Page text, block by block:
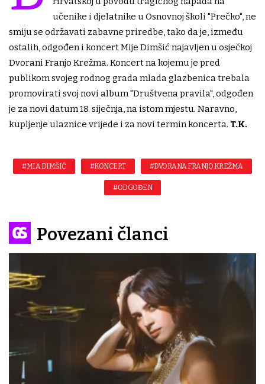
učenike i djelatnike u Osnovnoj školi "Prečko", ne
smiju se održavati zabavne priredbe, tako da je, između
ostalih, odgođen i koncert Mije Dimšić najavljen u osječkoj
Dvorani Franjo Krežma. Koncert na kojemu je pred
publikom svojeg rodnog grada mlada glazbenica trebala
promovirati svoj novi album "Društvena pravila", odgođen
je za novi datum 18. siječnja, na istom mjestu. Naravno,
kupljenje ulaznice vrijede i za novi termin koncerta. T.K.
#MIA DIMŠIĆ #KONCERT #DVORANA FRANJO KREŽMA
#ODGOĐEN
Povezani članci